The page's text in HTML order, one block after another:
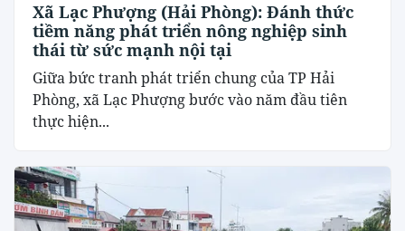
Xã Lạc Phượng (Hải Phòng): Đánh thức
tiềm năng phát triển nông nghiệp sinh
thái từ sức mạnh nội tại
​Giữa bức tranh phát triển chung của TP Hải
Phòng, xã Lạc Phượng bước vào năm đầu tiên
thực hiện...